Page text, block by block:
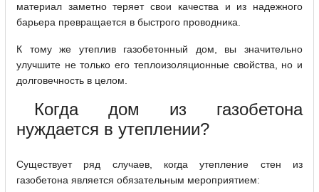
материал заметно теряет свои качества и из надежного
барьера превращается в быстрого проводника.
К тому же утеплив газобетонный дом, вы значительно
улучшите не только его теплоизоляционные свойства, но и
долговечность в целом.
Когда дом из газобетона
нуждается в утеплении?
Существует ряд случаев, когда утепление стен из
газобетона является обязательным мероприятием: